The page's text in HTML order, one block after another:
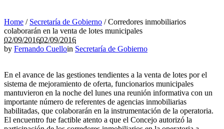
Home / Secretaría de Gobierno /Corredores inmobiliarios
colaborarán en la venta de lotes municipales
02/09/201602/09/2016
by Fernando Cuelloin Secretaría de Gobierno
En el avance de las gestiones tendientes a la venta de lotes por el
sistema de mejoramiento de oferta, funcionarios municipales
mantuvieron en la noche del lunes una reunión informativa con un
importante número de referentes de agencias inmobiliarias
habilitadas, que colaborarán en la instrumentación de la operatoria.
El encuentro fue factible atento a que el Concejo autorizó la